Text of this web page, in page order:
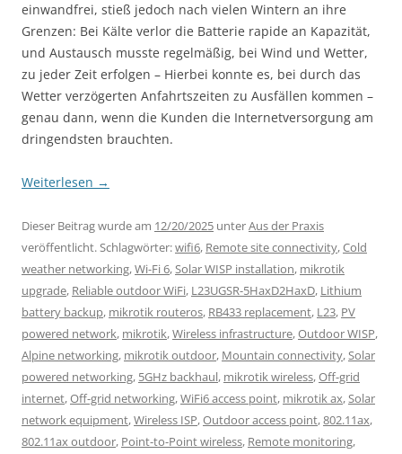
einwandfrei, stieß jedoch nach vielen Wintern an ihre
Grenzen: Bei Kälte verlor die Batterie rapide an Kapazität,
und Austausch musste regelmäßig, bei Wind und Wetter,
zu jeder Zeit erfolgen – Hierbei konnte es, bei durch das
Wetter verzögerten Anfahrtszeiten zu Ausfällen kommen –
genau dann, wenn die Kunden die Internetversorgung am
dringendsten brauchten.
Weiterlesen →
Dieser Beitrag wurde am 12/20/2025 unterAus der Praxis
veröffentlicht. Schlagwörter:wifi6, Remote site connectivity,Cold
weather networking,Wi-Fi 6,Solar WISP installation, mikrotik
upgrade, Reliable outdoor WiFi, L23UGSR-5HaxD2HaxD, Lithium
battery backup, mikrotik routeros, RB433 replacement, L23, PV
powered network, mikrotik,Wireless infrastructure,Outdoor WISP,
Alpine networking, mikrotik outdoor, Mountain connectivity,Solar
powered networking, 5GHz backhaul, mikrotik wireless,Off-grid
internet,Off-grid networking,WiFi6 access point, mikrotik ax,Solar
network equipment,Wireless ISP,Outdoor access point,802.11ax,
802.11ax outdoor, Point-to-Point wireless, Remote monitoring,